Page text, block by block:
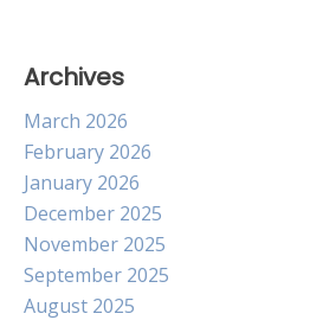
Archives
March 2026
February 2026
January 2026
December 2025
November 2025
September 2025
August 2025